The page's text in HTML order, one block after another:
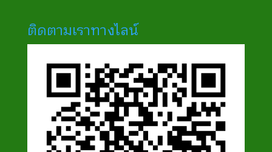
ติดตามเราทางไลน์